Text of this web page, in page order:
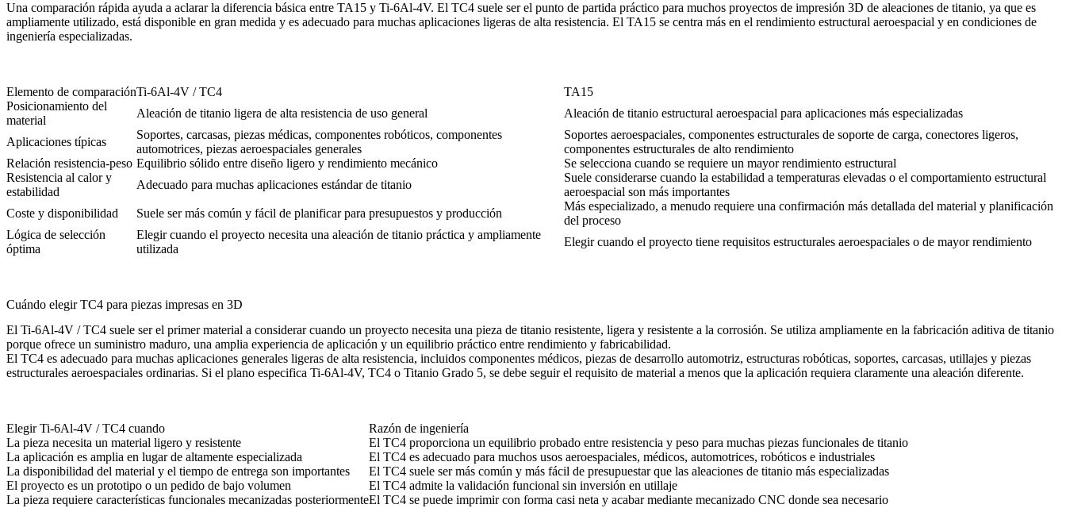
Una comparación rápida ayuda a aclarar la diferencia básica entre TA15 y Ti-6Al-4V. El TC4 suele ser el punto de partida práctico para muchos proyectos de impresión 3D de aleaciones de titanio, ya que es
ampliamente utilizado, está disponible en gran medida y es adecuado para muchas aplicaciones ligeras de alta resistencia. El TA15 se centra más en el rendimiento estructural aeroespacial y en condiciones de
ingeniería especializadas.
Elemento de comparaciónTi-6Al-4V / TC4
TA15
Posicionamiento del
material
Aleación de titanio ligera de alta resistencia de uso general Aleación de titanio estructural aeroespacial para aplicaciones más especializadas
Aplicaciones típicas
Soportes, carcasas, piezas médicas, componentes robóticos, componentes
automotrices, piezas aeroespaciales generales
Soportes aeroespaciales, componentes estructurales de soporte de carga, conectores ligeros,
componentes estructurales de alto rendimiento
Relación resistencia-peso Equilibrio sólido entre diseño ligero y rendimiento mecánico
Se selecciona cuando se requiere un mayor rendimiento estructural
Resistencia al calor y
estabilidad
Adecuado para muchas aplicaciones estándar de titanio
Suele considerarse cuando la estabilidad a temperaturas elevadas o el comportamiento estructural
aeroespacial son más importantes
Coste y disponibilidad
Suele ser más común y fácil de planificar para presupuestos y producción
Más especializado, a menudo requiere una confirmación más detallada del material y planificación
del proceso
Lógica de selección
óptima
Elegir cuando el proyecto necesita una aleación de titanio práctica y ampliamente
utilizada
Elegir cuando el proyecto tiene requisitos estructurales aeroespaciales o de mayor rendimiento
Cuándo elegir TC4 para piezas impresas en 3D
El Ti-6Al-4V / TC4 suele ser el primer material a considerar cuando un proyecto necesita una pieza de titanio resistente, ligera y resistente a la corrosión. Se utiliza ampliamente en la fabricación aditiva de titanio
porque ofrece un suministro maduro, una amplia experiencia de aplicación y un equilibrio práctico entre rendimiento y fabricabilidad.
El TC4 es adecuado para muchas aplicaciones generales ligeras de alta resistencia, incluidos componentes médicos, piezas de desarrollo automotriz, estructuras robóticas, soportes, carcasas, utillajes y piezas
estructurales aeroespaciales ordinarias. Si el plano especifica Ti-6Al-4V, TC4 o Titanio Grado 5, se debe seguir el requisito de material a menos que la aplicación requiera claramente una aleación diferente.
Elegir Ti-6Al-4V / TC4 cuando
Razón de ingeniería
La pieza necesita un material ligero y resistente
El TC4 proporciona un equilibrio probado entre resistencia y peso para muchas piezas funcionales de titanio
La aplicación es amplia en lugar de altamente especializada
El TC4 es adecuado para muchos usos aeroespaciales, médicos, automotrices, robóticos e industriales
La disponibilidad del material y el tiempo de entrega son importantes
El TC4 suele ser más común y más fácil de presupuestar que las aleaciones de titanio más especializadas
El proyecto es un prototipo o un pedido de bajo volumen
El TC4 admite la validación funcional sin inversión en utillaje
La pieza requiere características funcionales mecanizadas posteriormenteEl TC4 se puede imprimir con forma casi neta y acabar mediante mecanizado CNC donde sea necesario